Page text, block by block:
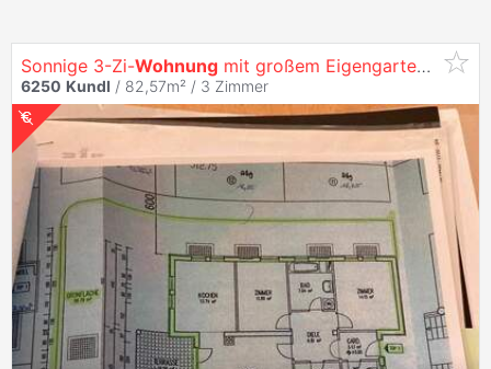
Sonnige 3-Zi-Wohnung mit großem Eigengarten in
6250 Kundl / 82,57m² / 3 Zimmer